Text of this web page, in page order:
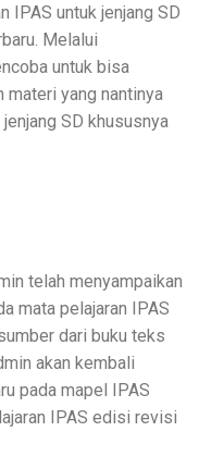
IPAS untuk jenjang SD
Melalui
untuk bisa
yang nantinya
SD khususnya
telah menyampaikan
mata pelajaran IPAS
dari buku teks
akan kembali
pada mapel IPAS
IPAS edisi revisi